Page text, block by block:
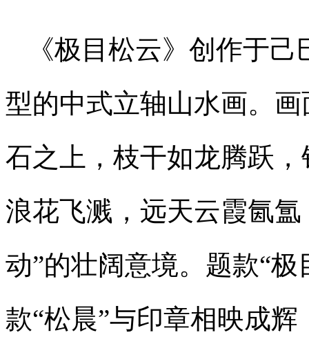
《极目松云》创作于
型的中式立轴山水画。
石之上，枝干如龙腾跃
浪花飞溅，远天云霞氤
动”的壮阔意境。题款“
款“松晨”与印章相映成